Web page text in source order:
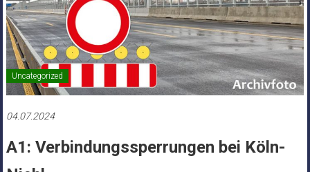
Uncategorized
04.07.2024
A1: Verbindungssperrungen bei Köln-